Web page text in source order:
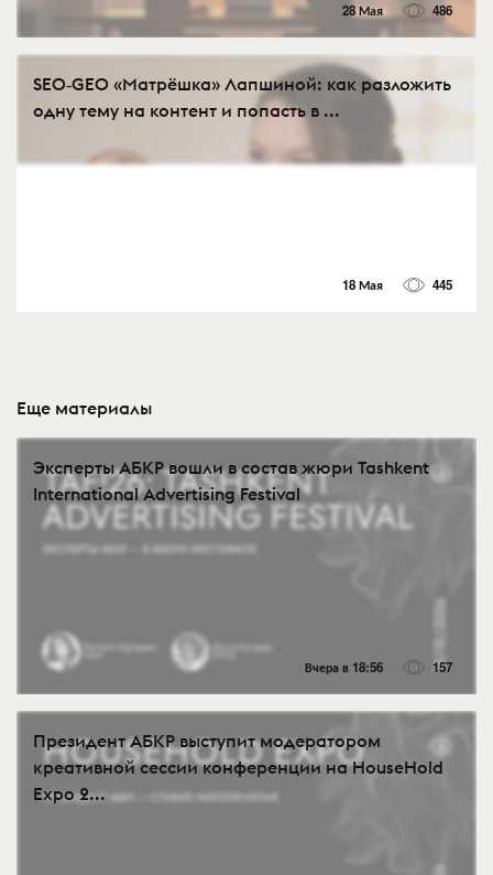
28 Мая 486
SEO‑GEO «Матрёшка» Лапшиной: как разложить
одну тему на контент и попасть в ...
18 Мая 445
Еще материалы
Эксперты АБКР вошли в состав жюри Tashkent
International Advertising Festival
Вчера в 18:56 157
Президент АБКР выступит модератором
креативной сессии конференции на HouseHold
Expo 2...